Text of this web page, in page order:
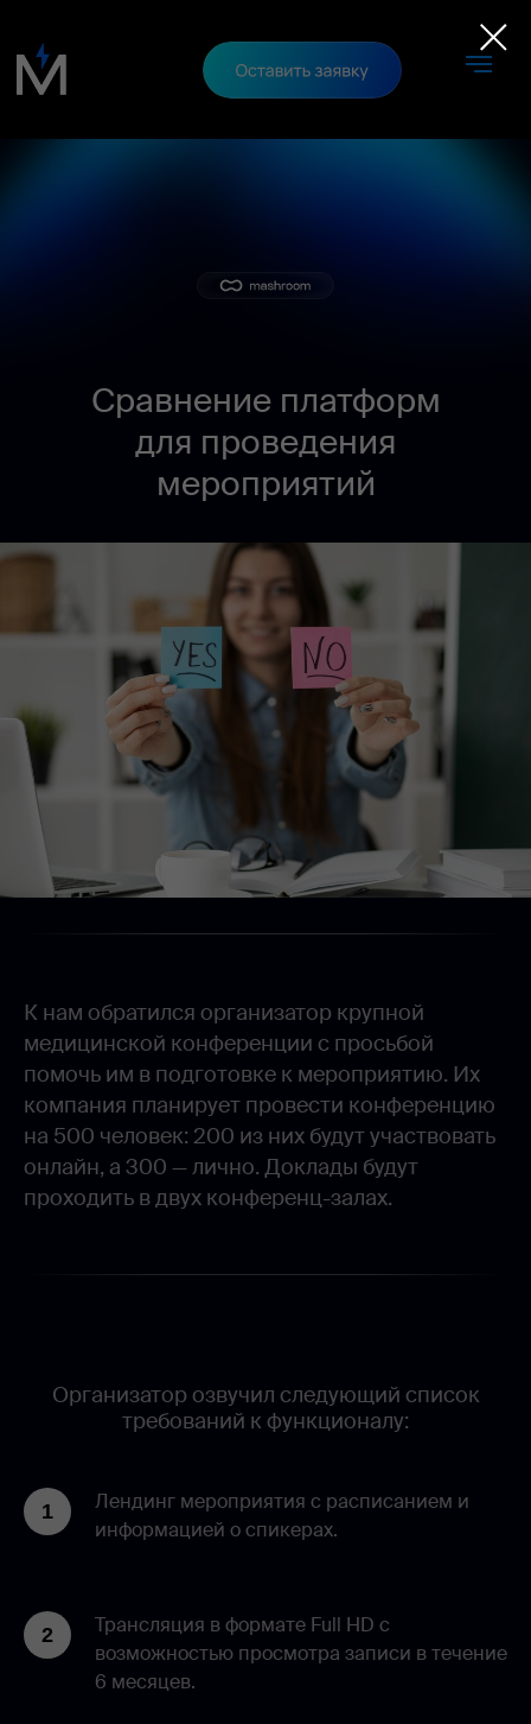
Сравнение платформ
для проведения
мероприятий
К нам обратился организатор крупной
медицинской конференции с просьбой
помочь им в подготовке к мероприятию. Их
компания планирует провести конференцию
на 500 человек: 200 из них будут участвовать
онлайн, а 300 — лично. Доклады будут
проходить в двух конференц-залах.
Организатор озвучил следующий список
требований к функционалу:
Лендинг мероприятия с расписанием и
информацией о спикерах.
Трансляция в формате Full HD с
возможностью просмотра записи в течение
6 месяцев.